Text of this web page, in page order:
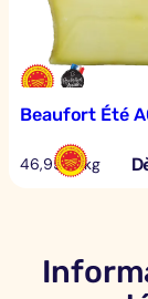
Beaufort Été
46,95 €/kg